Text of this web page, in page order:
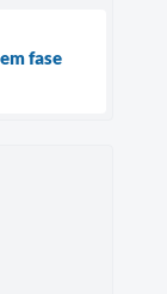
fase